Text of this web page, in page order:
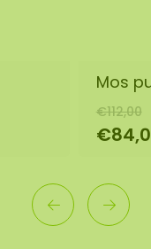
Mos
€112,00